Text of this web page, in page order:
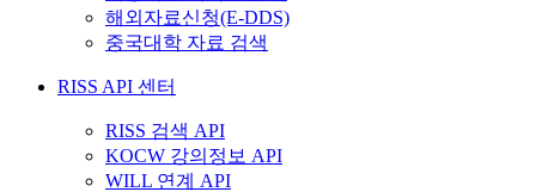
해외자료신청(E-DDS)
중국대학 자료 검색
RISS API 센터
RISS 검색 API
KOCW 강의정보 API
WILL 연계 API